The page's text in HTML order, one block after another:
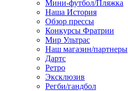
Мини-футбол/Пляжка
Наша История
Обзор прессы
Конкурсы Фратрии
Мир Ультрас
Наш магазин/партнеры
Дартс
Ретро
Эксклюзив
Регби/гандбол